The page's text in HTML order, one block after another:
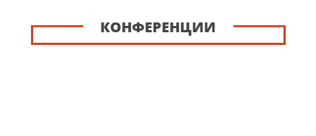
КОНФЕРЕНЦИИ